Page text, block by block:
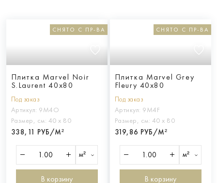
СНЯТО С ПР-ВА
Плитка Marvel Noir
S.Laurent 40x80
Под заказ
Артикул: 9M4O
Размер, см: 40 х 80
338,11 РУБ/М²
м²
В корзину
СНЯТО С ПР-ВА
Плитка Marvel Grey
Fleury 40x80
Под заказ
Артикул: 9M4F
Размер, см: 40 х 80
319,86 РУБ/М²
м²
В корзину